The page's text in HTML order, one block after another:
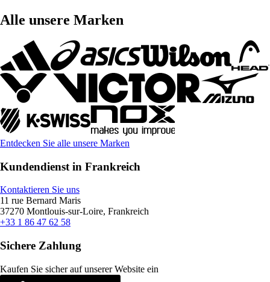
Alle unsere Marken
Entdecken Sie alle unsere Marken
Kundendienst in Frankreich
Kontaktieren Sie uns
11 rue Bernard Maris
37270 Montlouis-sur-Loire, Frankreich
+33 1 86 47 62 58
Sichere Zahlung
Kaufen Sie sicher auf unserer Website ein